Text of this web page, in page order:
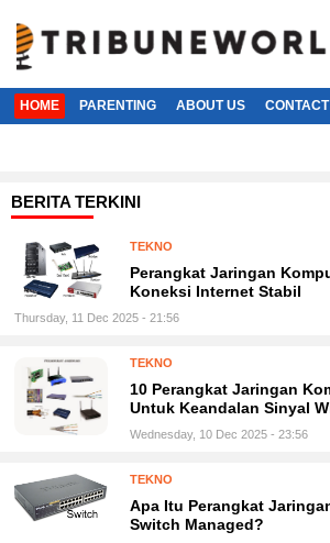
HOME PARENTING ABOUT US
BERITA TERKINI
TEKNO
Perangkat Jaringan
Koneksi Internet Stabil
Thursday, 11 Dec 2025 - 21:56
TEKNO
10 Perangkat Jaringan
Untuk Keandalan Sinyal
Wednesday, 10 Dec 2025 - 23:56
TEKNO
Apa Itu Perangkat
Switch Managed?